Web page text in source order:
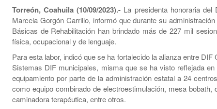
Torreón, Coahuila (10/09/2023).- La presidenta honoraria del
Marcela Gorgón Carrillo, informó que durante su
Básicas de Rehabilitación han brindado más de 227 mil
física, ocupacional y de lenguaje.
Para esta labor, indicó que se ha fortalecido la alianza entre DIF
Sistemas DIF municipales, misma que se ha visto reflejada en
equipamiento por parte de la administración estatal a 24
como equipo combinado de electroestimulación, mesa bobath,
caminadora terapéutica, entre otros.